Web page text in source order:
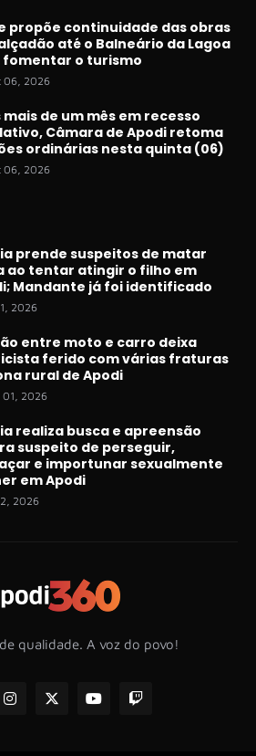
propõe continuidade das obras
até o Balneário da Lagoa
fomentar o turismo
06, 2026
mais de um mês em recesso
Câmara de Apodi retoma
ordinárias nesta quinta (06)
06, 2026
prende suspeitos de matar
ao tentar atingir o filho em
Mandante já foi identificado
2026
entre moto e carro deixa
ferido com várias fraturas
rural de Apodi
01, 2026
realiza busca e apreensão
suspeito de perseguir,
e importunar sexualmente
em Apodi
2026
qualidade. A voz do povo!